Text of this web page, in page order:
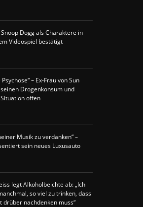
Dogg als Charaktere in
Videospiel bestätigt
– Ex-Frau von Sun
Drogenkonsum und
offen
Musik zu verdanken“ –
sein neues Luxusauto
legt Alkoholbeichte ab: „Ich
so viel zu trinken, dass
drüber nachdenken muss“